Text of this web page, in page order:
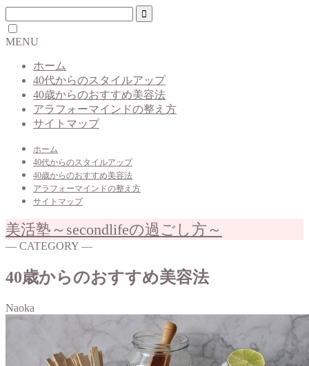
MENU
ホーム
40代からのスタイルアップ
40歳からのおすすめ美容法
アラフォーマインドの整え方
サイトマップ
ホーム
40代からのスタイルアップ
40歳からのおすすめ美容法
アラフォーマインドの整え方
サイトマップ
美活塾～secondlifeの過ごし方～
― CATEGORY ―
40歳からのおすすめ美容法
Naoka